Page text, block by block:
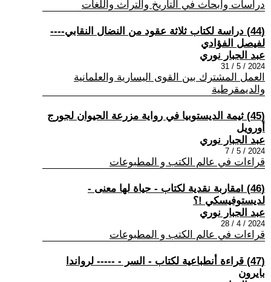
دراسات وابحاث في التاريخ والتراث واللغات
(44) دراسة لكتاب ثلاثة عقود من النضال النقابي----
لفيصل الفؤادي
عبد الجبار نوري
2024 / 5 / 31
العمل المشترك بين القوى اليسارية والعلمانية
والديمقرطية
(45) ثيمة الديستوبيا في رواية مزرعة الحيوان لجورج
أورويل
عبد الجبار نوري
2024 / 5 / 7
قراءات في عالم الكتب و المطبوعات
(46) lمقاربة نقدية لكتاب - حياة لها معنى -
لديستوفيسكي !؟
عبد الجبار نوري
2024 / 4 / 28
قراءات في عالم الكتب و المطبوعات
(47) قراءة أنطباعية لكتاب - السر - ----- لرواندا
بايرون